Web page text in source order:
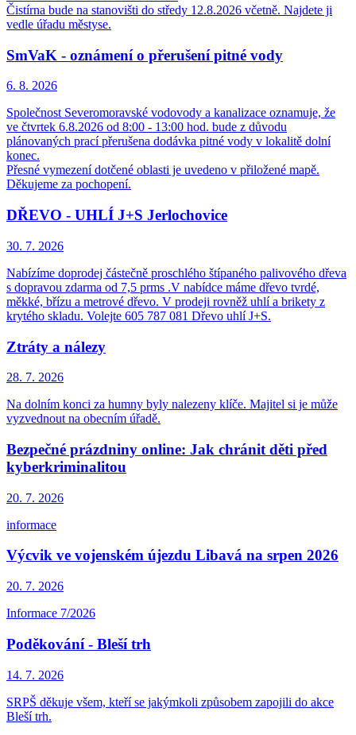
Čistírna bude na stanovišti do středy 12.8.2026 včetně. Najdete ji
vedle úřadu městyse.
SmVaK - oznámení o přerušení pitné vody
6. 8. 2026
Společnost Severomoravské vodovody a kanalizace oznamuje, že
ve čtvrtek 6.8.2026 od 8:00 - 13:00 hod. bude z důvodu
plánovaných prací přerušena dodávka pitné vody v lokalitě dolní
konec.
Přesné vymezení dotčené oblasti je uvedeno v přiložené mapě.
Děkujeme za pochopení.
DŘEVO - UHLÍ J+S Jerlochovice
30. 7. 2026
Nabízíme doprodej částečně proschlého štípaného palivového dřeva
s dopravou zdarma od 7,5 prms .V nabídce máme dřevo tvrdé,
měkké, břízu a metrové dřevo. V prodeji rovněž uhlí a brikety z
krytého skladu. Volejte 605 787 081 Dřevo uhlí J+S.
Ztráty a nálezy
28. 7. 2026
Na dolním konci za humny byly nalezeny klíče. Majitel si je může
vyzvednout na obecním úřadě.
Bezpečné prázdniny online: Jak chránit děti před
kyberkriminalitou
20. 7. 2026
informace
Výcvik ve vojenském újezdu Libavá na srpen 2026
20. 7. 2026
Informace 7/2026
Poděkování - Bleší trh
14. 7. 2026
SRPŠ děkuje všem, kteří se jakýmkoli způsobem zapojili do akce
Bleší trh.